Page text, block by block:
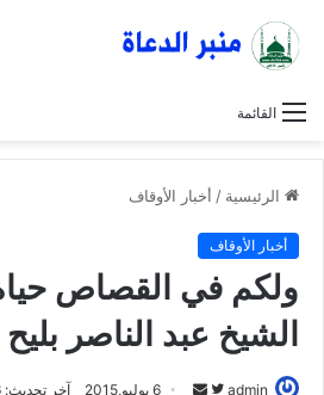
القائمة
الرئيسية / أخبار الأوقاف
أخبار الأوقاف
الشيخ عبد الناصر بليح
admin
ت
6 يوليو,2015 آخر تحديث: 6 يوليو,2015